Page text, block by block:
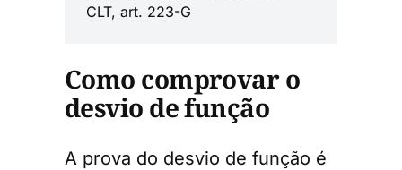
CLT, art. 223-G
Como comprovar o
desvio de função
A prova do desvio de função é